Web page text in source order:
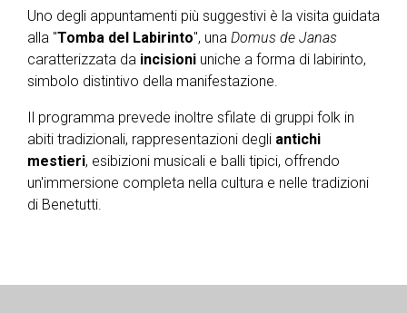
Uno degli appuntamenti più suggestivi è la visita guidata
alla "Tomba del Labirinto", una Domus de Janas
caratterizzata da incisioni uniche a forma di labirinto,
simbolo distintivo della manifestazione.
Il programma prevede inoltre sfilate di gruppi folk in
abiti tradizionali, rappresentazioni degli antichi
mestieri, esibizioni musicali e balli tipici, offrendo
un'immersione completa nella cultura e nelle tradizioni
di Benetutti.